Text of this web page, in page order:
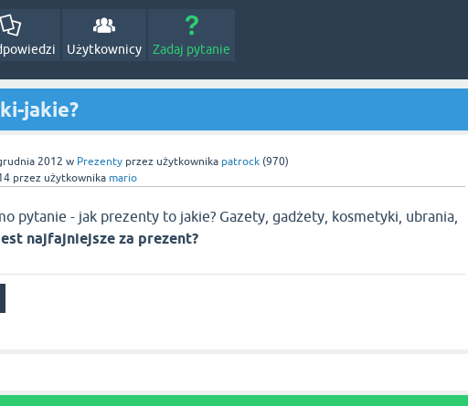
Użytkownicy Zadaj pytanie
jakie?
2012 w Prezenty przez użytkownika patrock (970)
przez użytkownika mario
pytanie - jak prezenty to jakie? Gazety, gadżety, kosmetyki, ubrania,
najfajniejsze za prezent?